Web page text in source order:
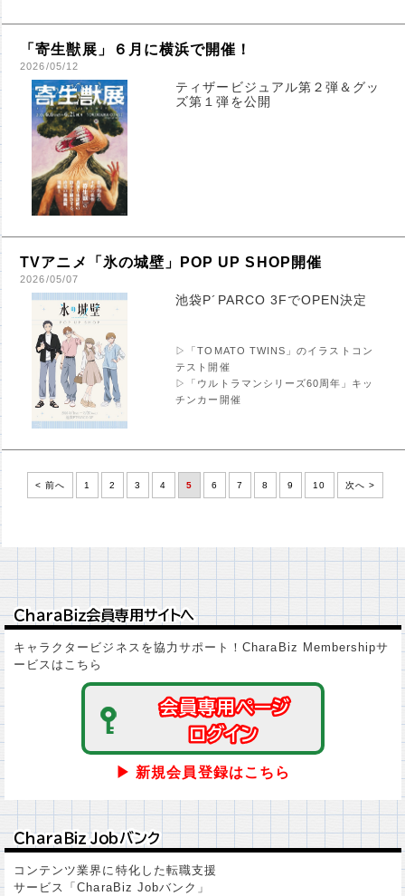
「寄生獣展」６月に横浜で開催！
2026/05/12
ティザービジュアル第２弾＆グッ
ズ第１弾を公開
TVアニメ「氷の城壁」POP UP SHOP開催
2026/05/07
池袋P´PARCO 3FでOPEN決定
▷「TOMATO TWINS」のイラストコン
テスト開催
▷「ウルトラマンシリーズ60周年」キッ
チンカー開催
< 前へ 1 2 3 4 5 6 7 8 9 10 次へ >
ＣｈａｒａＢｉｚ会員専用サイトへ
ＣｈａｒａＢｉｚ会員専用サイトへ
キャラクタービジネスを協力サポート！CharaBiz Membershipサ
ービスはこちら
会員専用ページ
会員専用ページ
ログイン
ログイン
▶ 新規会員登録はこちら
ＣｈａｒａＢｉｚ Ｊｏｂバンク
ＣｈａｒａＢｉｚ Ｊｏｂバンク
コンテンツ業界に特化した転職支援
サービス「CharaBiz Jobバンク」